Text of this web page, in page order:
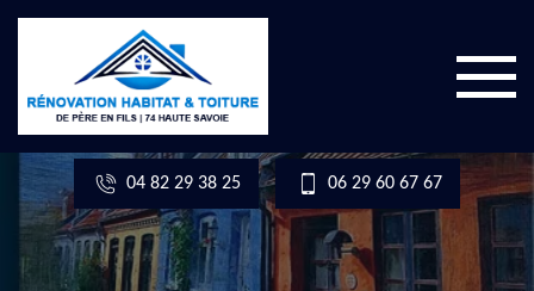
04 82 29 38 25 06 29 60 67 67